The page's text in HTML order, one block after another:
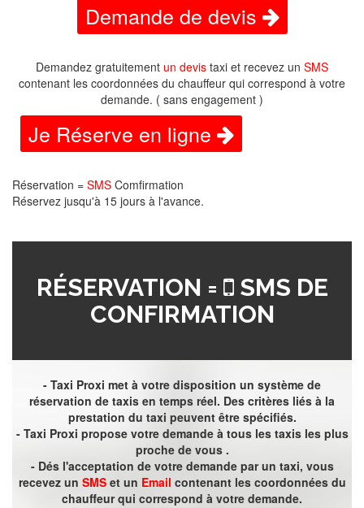
Demande de devis
Demandez gratuitement un devis taxi et recevez un SMS
contenant les coordonnées du chauffeur qui correspond à votre
demande. ( sans engagement )
Je Réserve en ligne
Réservation = SMS Comfirmation
Réservez jusqu'à 15 jours à l'avance.
RÉSERVATION =
SMS DE
CONFIRMATION
- Taxi Proxi met à votre disposition un système de
réservation de taxis en temps réel. Des critères liés à la
prestation du taxi peuvent être spécifiés.
- Taxi Proxi propose votre demande à tous les taxis les plus
proche de vous .
- Dés l'acceptation de votre demande par un taxi, vous
recevez un SMSet un Email contenant les coordonnées du
chauffeur qui correspond à votre demande.